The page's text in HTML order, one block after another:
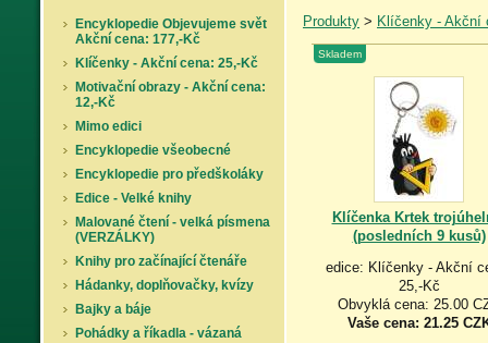
Encyklopedie Objevujeme svět
Akční cena: 177,-Kč
Klíčenky - Akční cena: 25,-Kč
Motivační obrazy - Akční cena:
12,-Kč
Mimo edici
Encyklopedie všeobecné
Encyklopedie pro předškoláky
Edice - Velké knihy
Malované čtení - velká písmena
(VERZÁLKY)
Knihy pro začínající čtenáře
Hádanky, doplňovačky, kvízy
Bajky a báje
Pohádky a říkadla - vázaná
Produkty > Klíčenky - Akční
Skladem
Klíčenka Krtek
(posledních 9 kusů)
edice: Klíčenky - Akční
25,-Kč
Obvyklá cena: 25.00
Vaše cena: 21.25